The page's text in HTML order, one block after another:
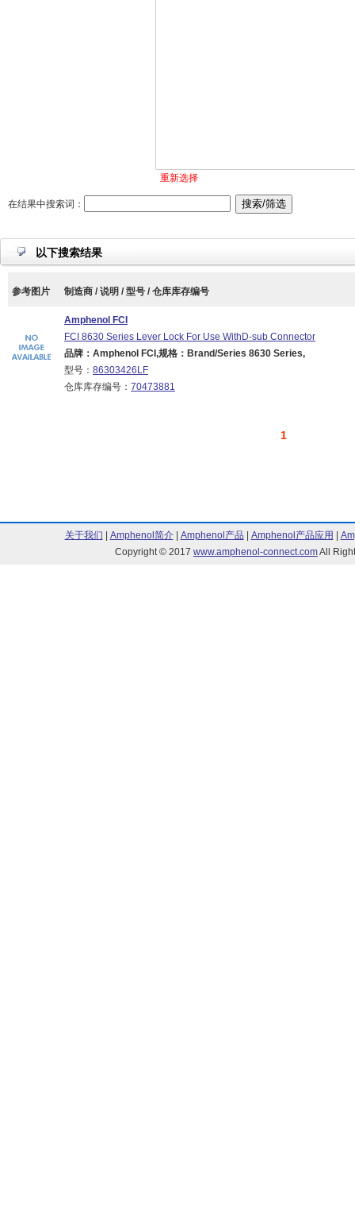
重新选择
在结果中搜索词：
以下搜索结果
参考图片 制造商 / 说明 / 型号 / 仓库库存编号
Amphenol FCI
FCI 8630 Series Lever Lock For Use WithD-sub Connector
品牌：Amphenol FCI,规格：Brand/Series 8630 Series,
型号： 86303426LF
仓库库存编号： 70473881
1
关于我们 Amphenol简介| Amphenol产品 Amphenol产品应用
Copyright © 2017 www.amphenol-connect.comAll